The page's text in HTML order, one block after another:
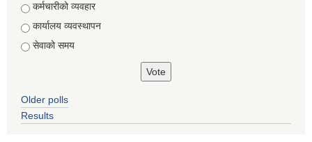
Choices
कर्मचारीको व्यवहार
कार्यालय व्यवस्थापन
सेवाको समय
Older polls
Results